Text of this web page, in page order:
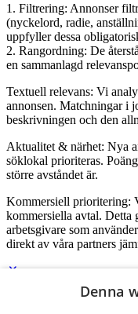
1. Filtrering: Annonser
(nyckelord, radie,
uppfyller dessa
2. Rangordning: De
en sammanlagd
Textuell relevans: Vi
annonsen. Matchningar i
beskrivningen och den
Aktualitet & närhet: Nya
söklokal prioriteras.
större avståndet är.
Kommersiell prioritering:
kommersiella avtal. Detta
arbetsgivare som
direkt av våra partners
Logga in som
Denna